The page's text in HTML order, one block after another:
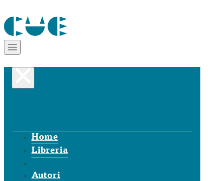
Home
Libreria
Autori